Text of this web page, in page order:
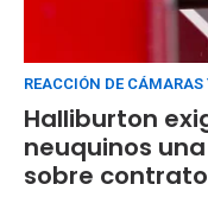
REACCIÓN DE
Halliburton
neuquinos
sobre